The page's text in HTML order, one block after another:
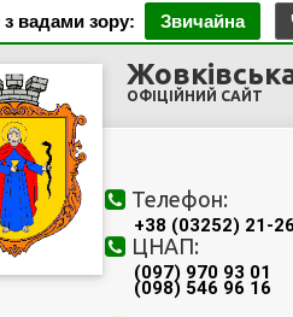
вадами зору: Звичайна
ОФІЦІЙНИЙ САЙТ
Телефон:
+38 (03252) 21-
ЦНАП:
(097) 970 93 01
(098) 546 96 16